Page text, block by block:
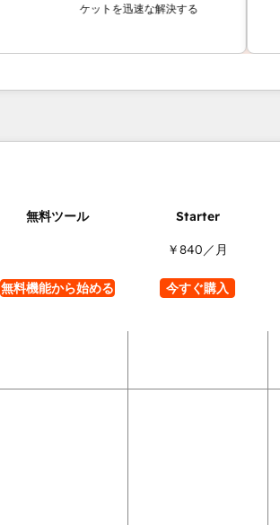
ケットを迅速な解決する
無料機能から始める
￥840 ／月
今すぐ購入